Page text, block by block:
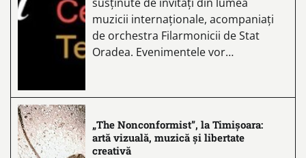
muzicii internaționale, acompaniați
de orchestra Filarmonicii de Stat
Oradea. Evenimentele vor…
„The Nonconformist”, la Timișoara:
artă vizuală, muzică și libertate
creativă